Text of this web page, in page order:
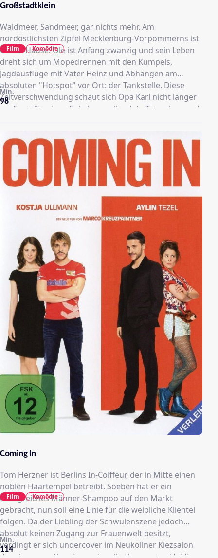
Großstadtklein
Waldmeer, Sandmeer, gar nichts mehr. Am
nordöstlichsten Zipfel Mecklenburg-Vorpommerns ist
Ole zu Hause. Ole ist Anfang zwanzig und sein Leben
dreht sich um Mopedrennen mit den Kumpels,
Jagdausflüge mit Vater Heinz und Abhängen am
absoluten "Hotspot" vor Ort: der Tankstelle. Diese
Zeitverschwendung schaut sich Opa Karl nicht länger
an. Er stellt seinen Enkel vor vollendete Tatsachen und
besorgt ihm hinter seinem Rücken einen
Macho-Onkel Manni, mit dem sein Vater seit mehr als
25 Jahren zerstritten ist. Opa Karl spekuliert darauf,
dass Ole die verfeindeten Familien wieder
zusammenbringt. Als Ole auf die freche,
durchgeknallte Fritzi trifft, gerät er im
Grossstadtkarussell Berlin ins Schlingern.
98
Min.
Film Komödie
Coming In
Tom Herzner ist Berlins In-Coiffeur, der in Mitte einen
noblen Haartempel betreibt. Soeben hat er ein
erfolgreiches Männer-Shampoo auf den Markt
gebracht, nun soll eine Linie für die weibliche Klientel
folgen. Da der Liebling der Schwulenszene jedoch
absolut keinen Zugang zur Frauenwelt besitzt,
verdingt er sich undercover im Neuköllner Kiezsalon
114
Min.
Film Komödie